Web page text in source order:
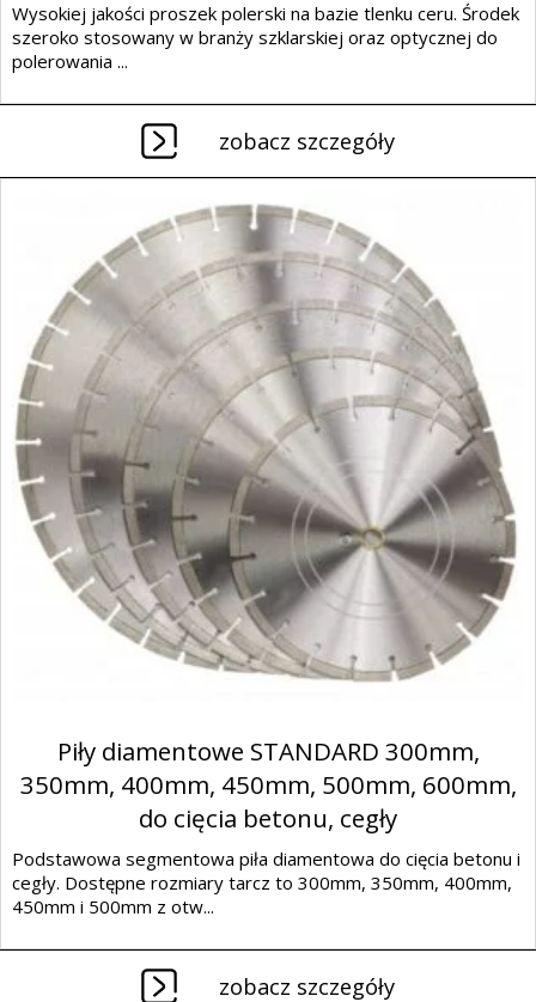
Wysokiej jakości proszek polerski na bazie tlenku ceru. Środek
szeroko stosowany w branży szklarskiej oraz optycznej do
polerowania ...
zobacz szczegóły
Piły diamentowe STANDARD 300mm,
350mm, 400mm, 450mm, 500mm, 600mm,
do cięcia betonu, cegły
Podstawowa segmentowa piła diamentowa do cięcia betonu i
cegły. Dostępne rozmiary tarcz to 300mm, 350mm, 400mm,
450mm i 500mm z otw...
zobacz szczegóły